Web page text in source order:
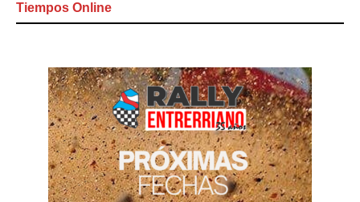
Tiempos Online